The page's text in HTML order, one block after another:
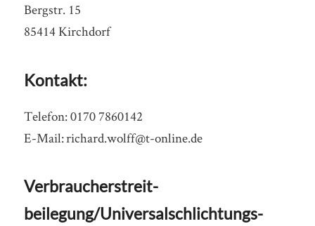
Bergstr. 15
85414 Kirchdorf
Kontakt:
Telefon: 0170 7860142
E-Mail: richard.wolff@t-online.de
Verbraucher­streit­
beilegung/Universal­schlichtungs­